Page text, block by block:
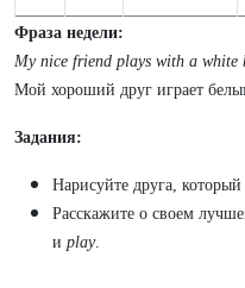
Фраза недели:
My nice friend plays with a white
Мой хороший друг играет
Задания:
Нарисуйте друга,
Расскажите о своем
и play.